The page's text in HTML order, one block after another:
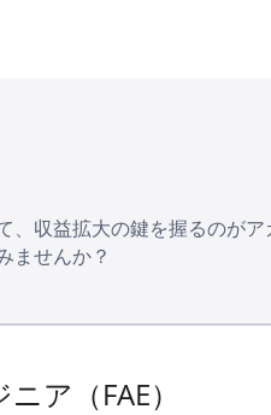
収益拡大の鍵を握るのが
ませんか？
ア（FAE）